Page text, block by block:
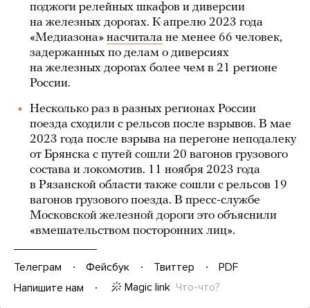
поджоги релейных шкафов и диверсии
на железных дорогах. К апрелю 2023 года
«Медиазона» насчитала не менее 66 человек,
задержанных по делам о диверсиях
на железных дорогах более чем в 21 регионе
России.
Несколько раз в разных регионах России
поезда сходили с рельсов после взрывов. В мае
2023 года после взрыва на перегоне неподалеку
от Брянска с путей сошли 20 вагонов грузового
состава и локомотив. 11 ноября 2023 года
в Рязанской области также сошли с рельсов 19
вагонов грузового поезда. В пресс-службе
Московской железной дороги это объяснили
«вмешательством посторонних лиц».
Телеграм Фейсбук Твиттер
PDF
Напишите нам
Magic link Что-что?